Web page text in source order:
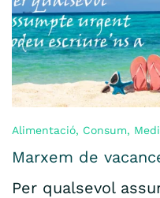
Alimentació, Consum,
Marxem de
Per qualsevol